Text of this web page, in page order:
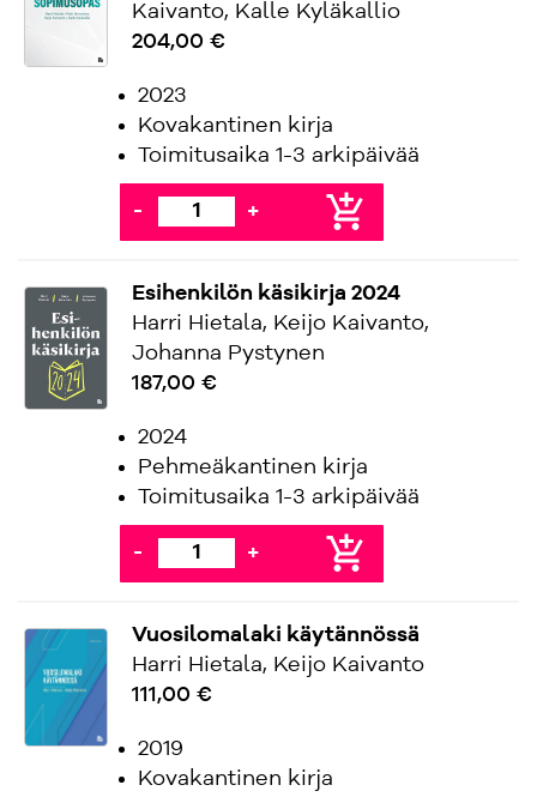
Kaivanto, Kalle Kyläkallio
204,00 €
2023
Kovakantinen kirja
Toimitusaika 1-3 arkipäivää
- + add_shopping_cart
Esihenkilön käsikirja 2024
Harri Hietala, Keijo Kaivanto,
Johanna Pystynen
187,00 €
2024
Pehmeäkantinen kirja
Toimitusaika 1-3 arkipäivää
- + add_shopping_cart
Vuosilomalaki käytännössä
Harri Hietala, Keijo Kaivanto
111,00 €
2019
Kovakantinen kirja